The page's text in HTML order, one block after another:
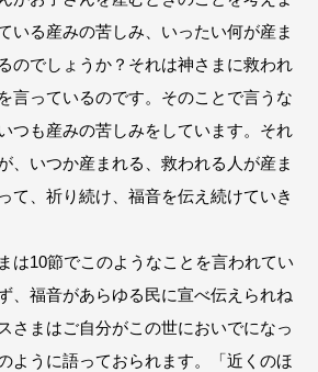
いる産みの苦しみ、いったい何が産ま
のでしょうか？それは神さまに救われ
言っているのです。そのことで言うな
つも産みの苦しみをしています。それ
、いつか産まれる、救われる人が産ま
て、祈り続け、福音を伝え続けていき
は10節でこのようなことを言われてい
、福音があらゆる民に宣べ伝えられね
さまはご自分がこの世においでになっ
ように語っておられます。「近くのほ